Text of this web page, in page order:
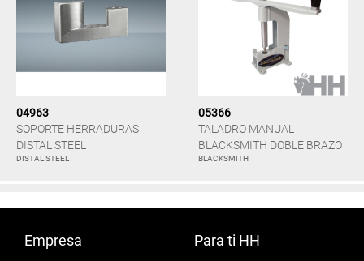
04963
SOPORTE HERRADURAS
DISTAL STEEL
DISTAL STEEL
05366
TALADRO MANUAL
BLACKSMITH DOBLE BRAZO
BLACKSMITH
Empresa Para ti HH